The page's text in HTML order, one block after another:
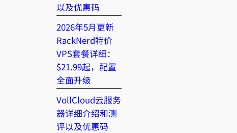
以及优惠码
2026年5月更新
RackNerd特价
VPS套餐详细：
$21.99起，配置
全面升级
VollCloud云服务
器详细介绍和测
评以及优惠码